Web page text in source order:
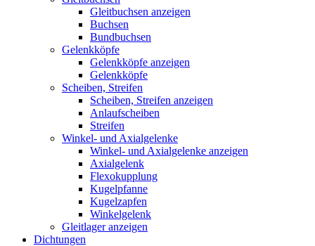
Gleitbuchsen anzeigen
Buchsen
Bundbuchsen
Gelenkköpfe
Gelenkköpfe anzeigen
Gelenkköpfe
Scheiben, Streifen
Scheiben, Streifen anzeigen
Anlaufscheiben
Streifen
Winkel- und Axialgelenke
Winkel- und Axialgelenke anzeigen
Axialgelenk
Flexokupplung
Kugelpfanne
Kugelzapfen
Winkelgelenk
Gleitlager anzeigen
Dichtungen